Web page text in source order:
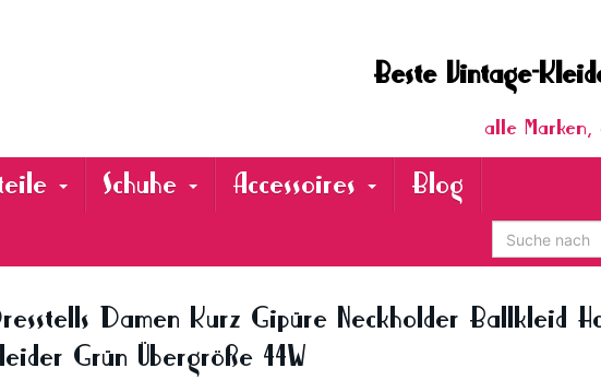
Beste Vintage-
alle Marken,
Schuhe Accessoires Blog
Damen Kurz Gipüre Neckholder Ballkleid
Grün Übergröße 44W